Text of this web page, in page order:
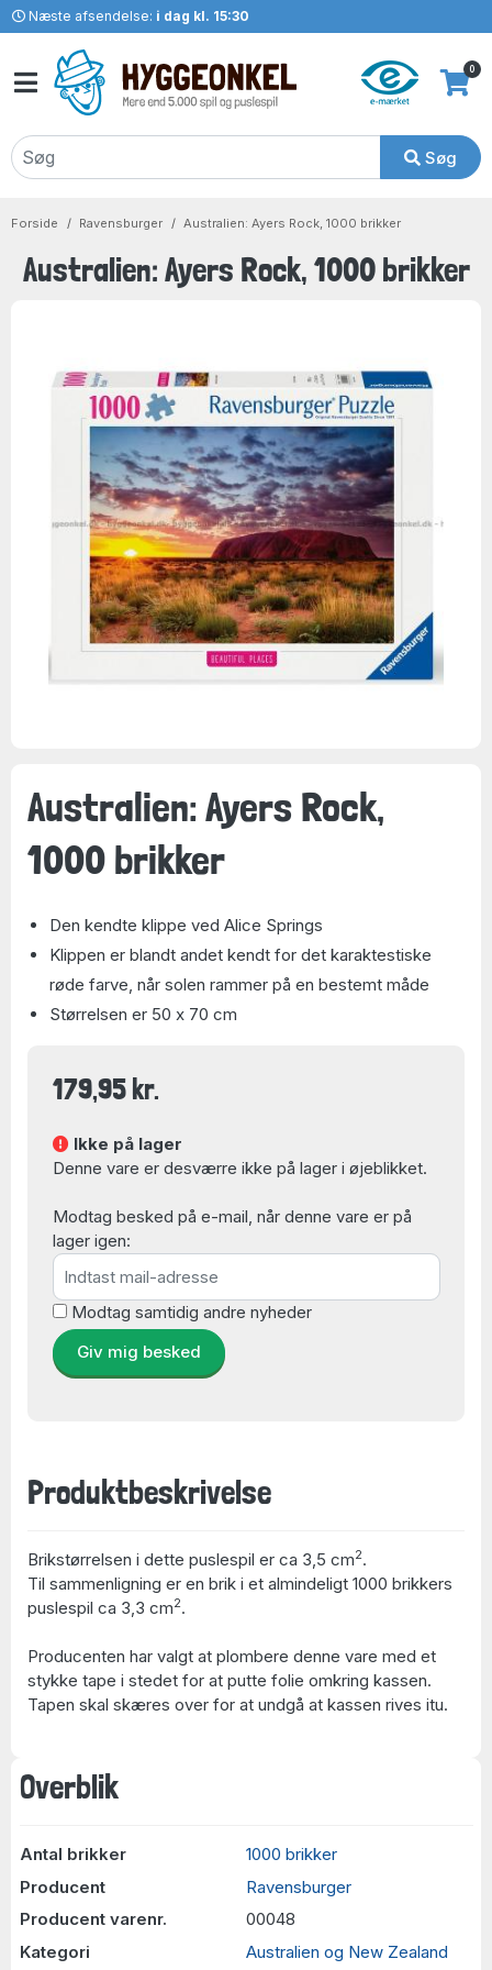
Næste afsendelse: i dag kl. 15:30
Søg
0
Forside Ravensburger Australien: Ayers Rock, 1000 brikker
Australien: Ayers Rock, 1000 brikker
Overblik
Antal brikker
1000 brikker
Producent
Ravensburger
Producent varenr.
00048
Kategori
Australien og New Zealand
Australien: Ayers Rock,
1000 brikker
Den kendte klippe ved Alice Springs
Klippen er blandt andet kendt for det karaktestiske
røde farve, når solen rammer på en bestemt måde
Størrelsen er 50 x 70 cm
179,95 kr.
Ikke på lager
Denne vare er desværre ikke på lager i øjeblikket.
Modtag besked på e-mail, når denne vare er på
lager igen:
Modtag samtidig andre nyheder
Giv mig besked
Produktbeskrivelse
Brikstørrelsen i dette puslespil er ca 3,5 cm2.
Til sammenligning er en brik i et almindeligt 1000 brikkers
puslespil ca 3,3 cm2.
Producenten har valgt at plombere denne vare med et
stykke tape i stedet for at putte folie omkring kassen.
Tapen skal skæres over for at undgå at kassen rives itu.